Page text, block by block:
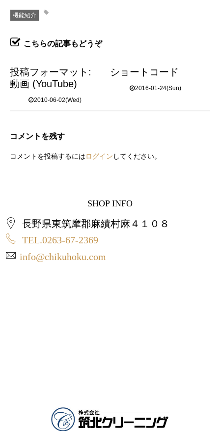
機能紹介
こちらの記事もどうぞ
投稿フォーマット:
動画 (YouTube)
2010-06-02(Wed)
ショートコード
2016-01-24(Sun)
コメントを残す
コメントを投稿するにはログイン してください。
SHOP INFO
長野県東筑摩郡麻績村麻４１０８
TEL.0263-67-2369
info@chikuhoku.com